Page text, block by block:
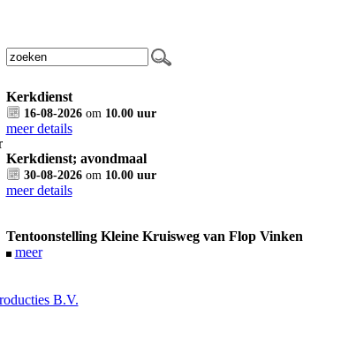
Kerkdienst
16-08-2026om 10.00 uur
meer details
Kerkdienst; avondmaal
30-08-2026om 10.00 uur
meer details
Tentoonstelling Kleine Kruisweg van Flop Vinken
meer
B.V.